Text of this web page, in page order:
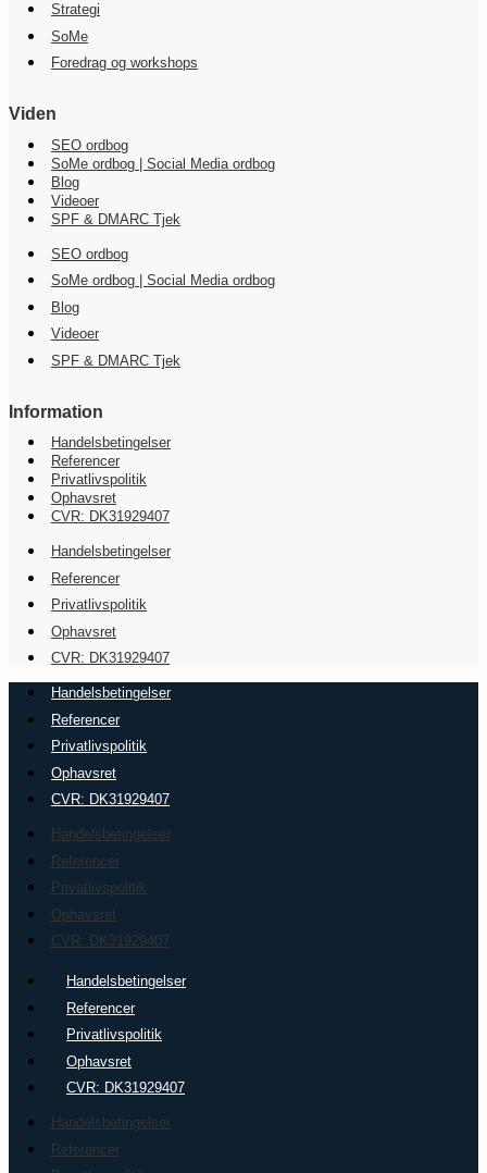
Strategi
SoMe
Foredrag og workshops
Viden
SEO ordbog
SoMe ordbog | Social Media ordbog
Blog
Videoer
SPF & DMARC Tjek
SEO ordbog
SoMe ordbog | Social Media ordbog
Blog
Videoer
SPF & DMARC Tjek
Information
Handelsbetingelser
Referencer
Privatlivspolitik
Ophavsret
CVR: DK31929407
Handelsbetingelser
Referencer
Privatlivspolitik
Ophavsret
CVR: DK31929407
Handelsbetingelser
Referencer
Privatlivspolitik
Ophavsret
CVR: DK31929407
Handelsbetingelser
Referencer
Privatlivspolitik
Ophavsret
CVR: DK31929407
Handelsbetingelser
Referencer
Privatlivspolitik
Ophavsret
CVR: DK31929407
Handelsbetingelser
Referencer